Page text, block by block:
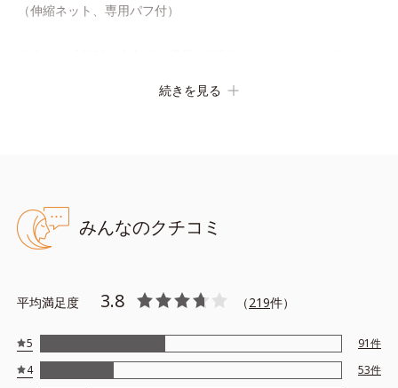
（伸縮ネット、専用パフ付）
（便利な鏡付）※パフは別売りになります。
続きを見る
みんなのクチコミ
平均満足度 3.8 （219件）
5 91件
4
53件